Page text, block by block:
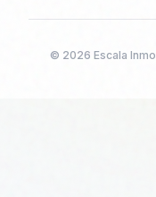
© 2026 Escala